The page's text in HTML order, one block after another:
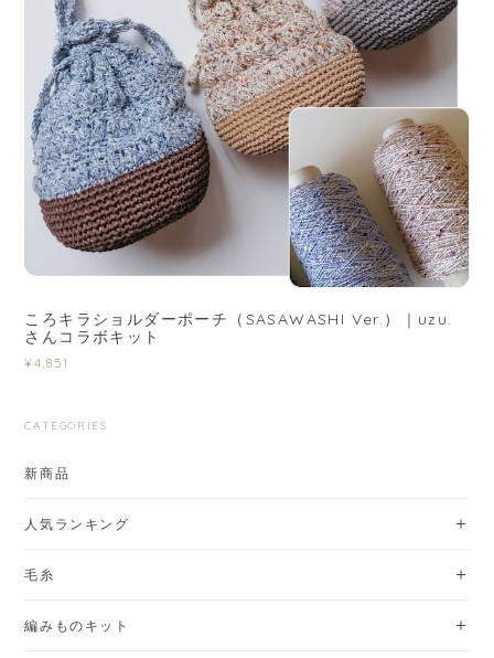
ころキラショルダーポーチ（SASAWASHI Ver.）｜uzu.
さんコラボキット
¥4,851
CATEGORIES
新商品
人気ランキング
毛糸
編みものキット